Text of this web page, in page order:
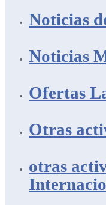
Noticias
Noticias
Ofertas
Otras
otras